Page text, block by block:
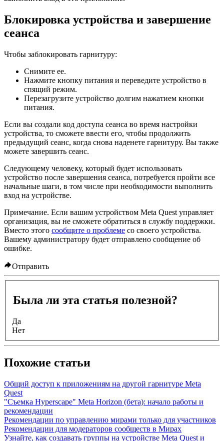
Блокировка устройства и завершение
сеанса
Чтобы заблокировать гарнитуру:
Снимите ее.
Нажмите кнопку питания и переведите устройство в
спящий режим.
Перезагрузите устройство долгим нажатием кнопки
питания.
Если вы создали код доступа сеанса во время настройки
устройства, то сможете ввести его, чтобы продолжить
предыдущий сеанс, когда снова наденете гарнитуру. Вы также
можете завершить сеанс.
Следующему человеку, который будет использовать
устройство после завершения сеанса, потребуется пройти все
начальные шаги, в том числе при необходимости выполнить
вход на устройстве.
Примечание. Если вашим устройством Meta Quest управляет
организация, вы не сможете обратиться в службу поддержки.
Вместо этого сообщите о проблеме со своего устройства.
Вашему администратору будет отправлено сообщение об
ошибке.
Отправить
Была ли эта статья полезной?
Да
Нет
Похожие статьи
Общий доступ к приложениям на другой гарнитуре Meta
Quest
"Съемка Hyperscape" Meta Horizon (бета): начало работы и
рекомендации
Рекомендации по управлению мирами только для участников
Рекомендации для модераторов сообществ в Мирах
Узнайте, как создавать группы на устройстве Meta Quest и